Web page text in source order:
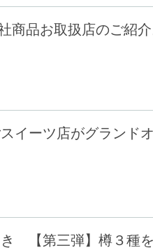
品お取扱店のご紹介
イーツ店がグランド
【第三弾】樽３種